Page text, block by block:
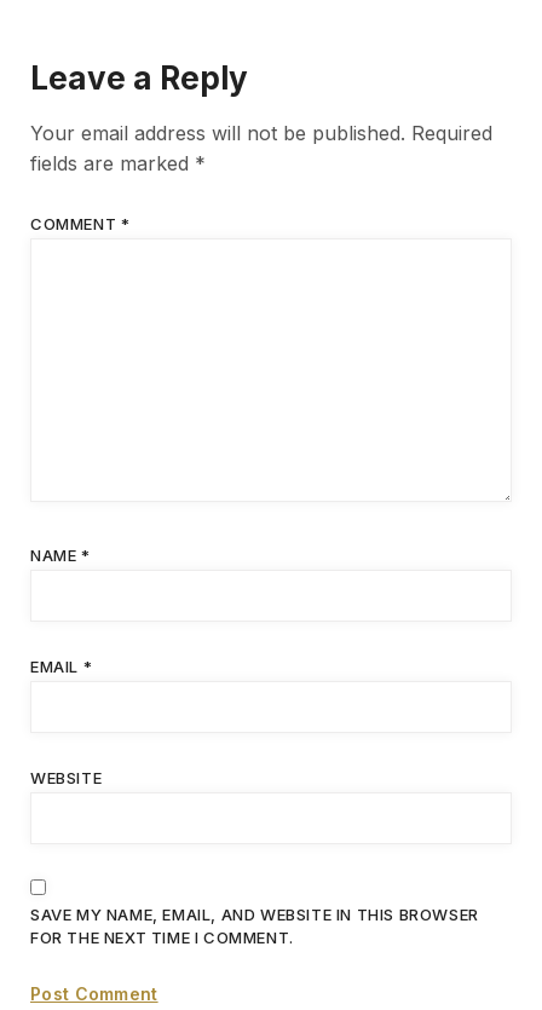
Leave a Reply
Your email address will not be published. Required
fields are marked *
COMMENT *
NAME *
EMAIL *
WEBSITE
SAVE MY NAME, EMAIL, AND WEBSITE IN THIS BROWSER
FOR THE NEXT TIME I COMMENT.